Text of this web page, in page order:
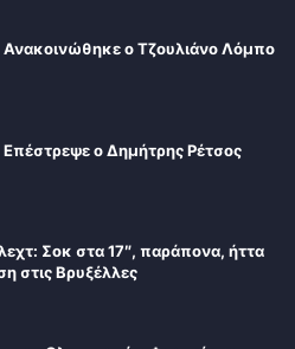
ο Τζουλιάνο Λόμπο
ο Δημήτρης Ρέτσος
Σοκ στα 17″, παράπονα, ήττα
στις Βρυξέλλες